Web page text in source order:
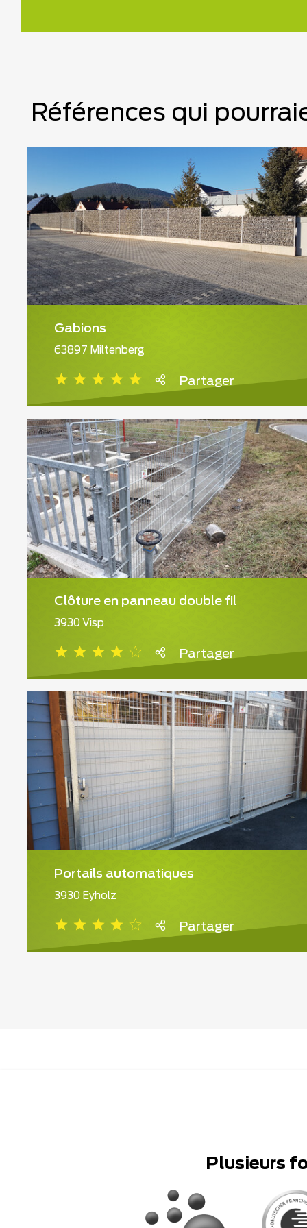
Références qui
Gabions
63897 Miltenberg
Partager
Clôture en panneau double fil
3930 Visp
Partager
Portails automatiques
3930 Eyholz
Partager
Plusieurs